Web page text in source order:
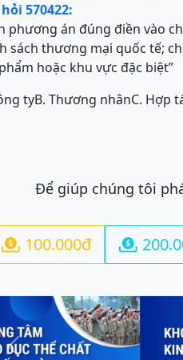
570422:
phương án đúng điền vào
sách thương mại quốc tế;
hoặc khu vực đặc biệt”
tyB. Thương nhânC. Hợp
Để giúp chúng tôi
 100.000đ 
Previous